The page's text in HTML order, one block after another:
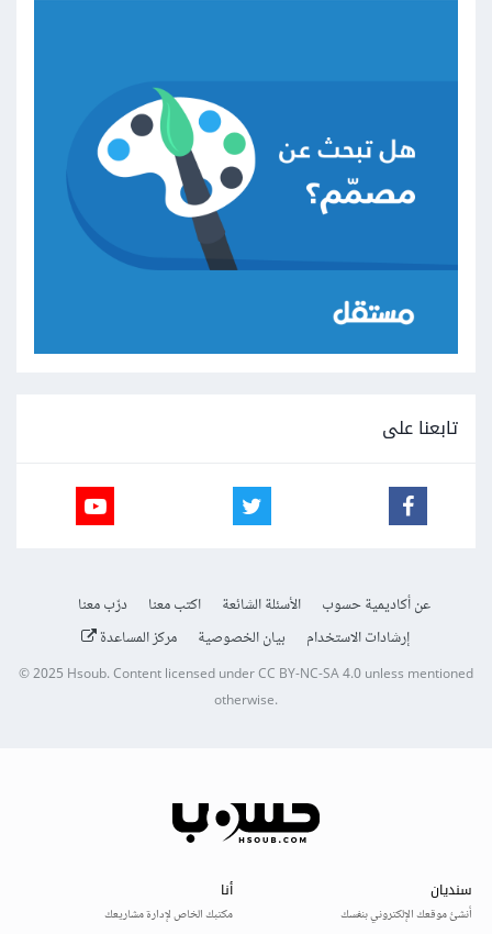
تابعنا على
عن أكاديمية حسوب الأسئلة الشائعة اكتب معنا
درّب معنا
إرشادات الاستخدام
بيان الخصوصية مركز المساعدة
© 2025Hsoub.Content licensed underCC BY-NC-SA 4.0unless mentioned
otherwise.